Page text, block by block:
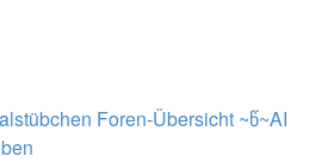
Foren-Übersicht ~წ~AI